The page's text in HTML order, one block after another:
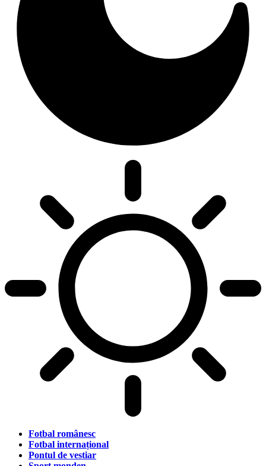
Fotbal românesc
Fotbal internațional
Pontul de vestiar